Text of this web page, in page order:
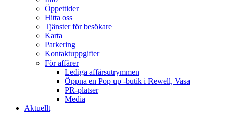
Öppettider
Hitta oss
Tjänster för besökare
Karta
Parkering
Kontaktuppgifter
För affärer
Lediga affärsutrymmen
Öppna en Pop up -butik i Rewell, Vasa
PR-platser
Media
Aktuellt